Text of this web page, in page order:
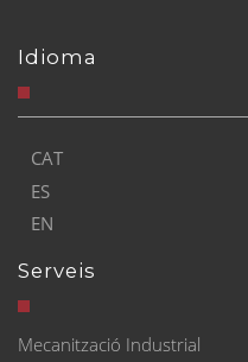
Idioma
CAT
ES
EN
Serveis
Mecanització Industrial